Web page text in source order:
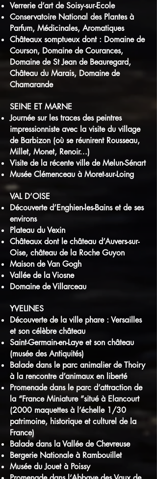
Verrerie d’art de Soisy-sur-Ecole
Conservatoire National des Plantes à
Parfum, Médicinales, Aromatiques
Châteaux somptueux dont : Domaine de
Courson, Domaine de Courances,
Domaine de St Jean de Beauregard,
Château du Marais, Domaine de
Chamarande
SEINE ET MARNE
Journée sur les traces des peintres
impressionniste avec la visite du village
de Barbizon (où se réunirent Rousseau,
Millet, Monet, Renoir…)
Visite de la récente ville de Melun-Sénart
Musée Clémenceau à Moret-sur-Loing
VAL D’OISE
Découverte d’Enghien-les-Bains et de ses
environs
Plateau du Vexin
Châteaux dont le château d’Auvers-sur-
Oise, château de la Roche Guyon
Maison de Van Gogh
Vallée de la Viosne
Domaine de Villarceau
YVELINES
Découverte de la ville phare : Versailles
et son célèbre château
Saint-Germain-en-Laye et son château
(musée des Antiquités)
Balade dans le parc animalier de Thoiry
à la rencontre d’animaux en liberté
Promenade dans le parc d’attraction de
la “France Miniature ”situé à Elancourt
(2000 maquettes à l’échelle 1/30
patrimoine, historique et culturel de la
France)
Balade dans la Vallée de Chevreuse
Bergerie Nationale à Rambouillet
Musée du Jouet à Poissy